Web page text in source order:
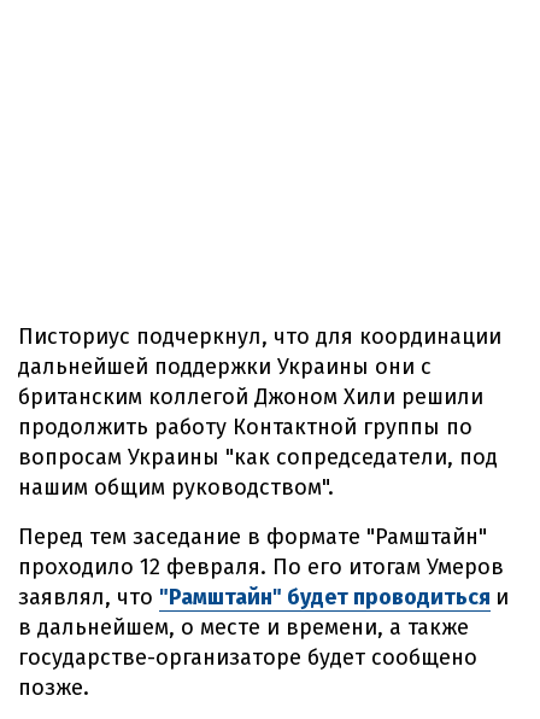
Писториус подчеркнул, что для координации
дальнейшей поддержки Украины они с
британским коллегой Джоном Хили решили
продолжить работу Контактной группы по
вопросам Украины "как сопредседатели, под
нашим общим руководством".
Перед тем заседание в формате "Рамштайн"
проходило 12 февраля. По его итогам Умеров
заявлял, что "Рамштайн" будет проводиться и
в дальнейшем, о месте и времени, а также
государстве-организаторе будет сообщено
позже.